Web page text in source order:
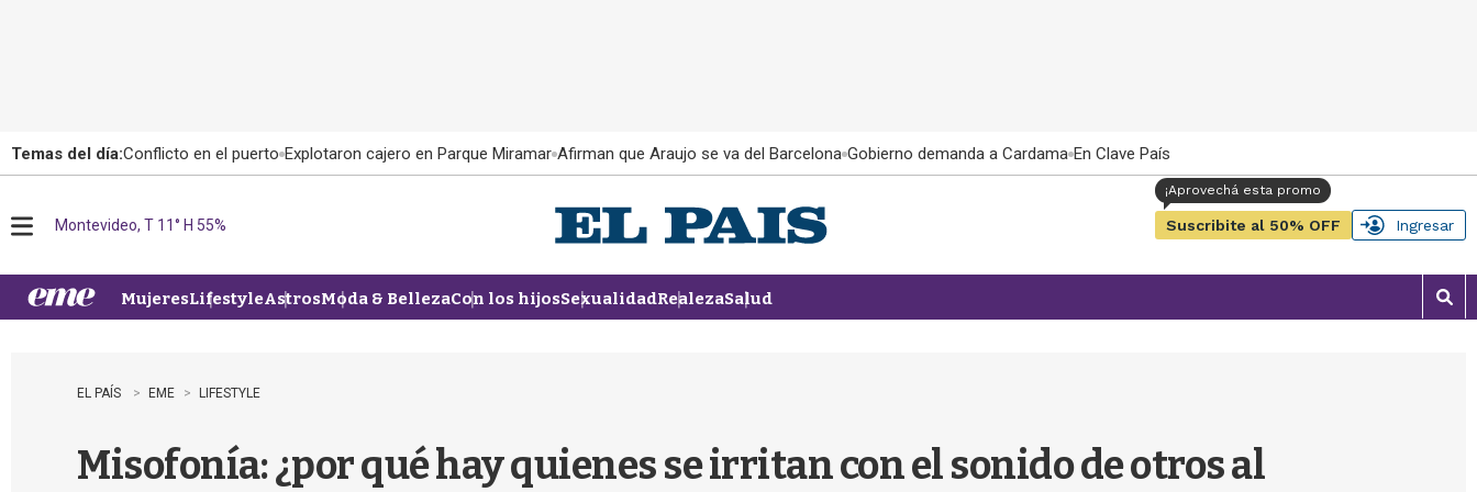
Temas del día:Conflicto en el puerto Explotaron cajero en Parque Miramar Afirman que Araujo se va del Barcelona Gobierno demanda a Cardama En Clave País
u
Montevideo, T 11° H 55% Suscribite al 50% OFF Ingresar
MujeresLifestyleAstrosModa & BellezaCon los hijosSexualidadRealezaSalud
M
o
EL PAÍS EME LIFESTYLE
Misofonía: ¿por qué hay quienes se irritan con el sonido de otros al